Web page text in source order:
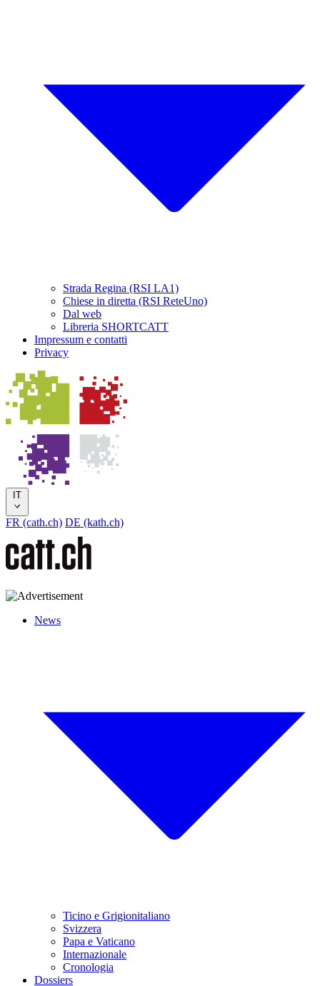
Strada Regina (RSI LA1)
Chiese in diretta (RSI ReteUno)
Dal web
Libreria SHORTCATT
Impressum e contatti
Privacy
IT
FR (cath.ch) DE (kath.ch)
News
Ticino e Grigionitaliano
Svizzera
Papa e Vaticano
Internazionale
Cronologia
Dossiers